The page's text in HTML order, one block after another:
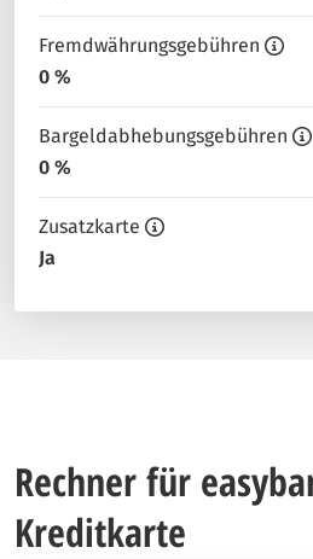
Fremdwährungsgebühren
0 %
Bargeldabhebungsgebühren
0 %
Zusatzkarte
Ja
Rechner für
Kreditkarte